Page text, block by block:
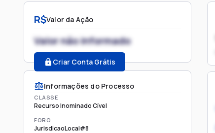
R$Valor da Ação
Valor não informado
Criar Conta Grátis
Informações do Processo
CLASSE
Recurso Inominado Cível
FORO
JurisdicaoLocal#8